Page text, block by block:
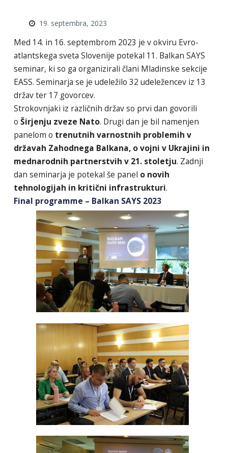
19. septembra, 2023
Med 14. in 16. septembrom 2023 je v okviru Evro-
atlantskega sveta Slovenije potekal 11. Balkan SAYS
seminar, ki so ga organizirali člani Mladinske sekcije
EASS. Seminarja se je udeležilo 32 udeležencev iz 13
držav ter 17 govorcev.
Strokovnjaki iz različnih držav so prvi dan govorili
o Širjenju zveze Nato. Drugi dan je bil namenjen
panelom o trenutnih varnostnih problemih v
državah Zahodnega Balkana, o vojni v Ukrajini in
mednarodnih partnerstvih v 21. stoletju. Zadnji
dan seminarja je potekal še panel o novih
tehnologijah in kritični infrastrukturi.
Final programme – Balkan SAYS 2023